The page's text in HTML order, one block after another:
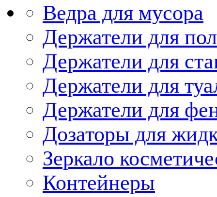
Ведра для мусора
Держатели для
Держатели для
Держатели для
Держатели для
Дозаторы для
Зеркало
Контейнеры